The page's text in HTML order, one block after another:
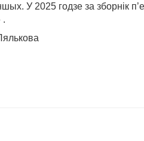
У 2025 годзе за зборнік
.